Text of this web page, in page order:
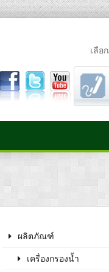
เลือ
ผลิตภัณฑ์
เครื่องกรองน้ำ